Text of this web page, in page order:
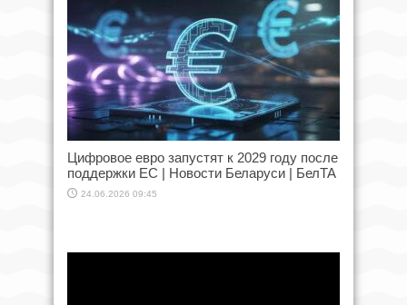
Цифровое евро запустят к 2029 году после
поддержки ЕС | Новости Беларуси | БелТА
24.06.2026 09:45